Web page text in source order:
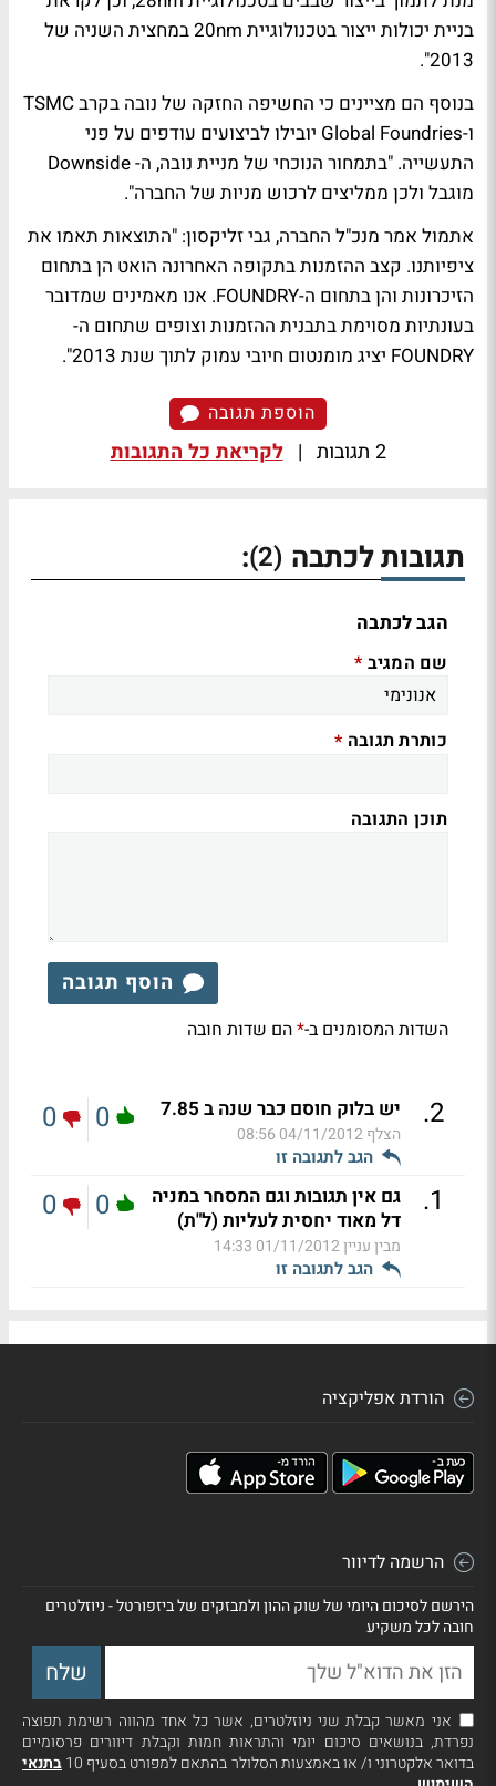
בניית יכולות ייצור בטכנולוגיית 20nm במחצית השניה של
2013".
בנוסף הם מציינים כי החשיפה החזקה של נובה בקרב TSMC
ו-Global Foundries יובילו לביצועים עודפים על פני
התעשייה. "בתמחור הנוכחי של מניית נובה, ה- Downside
מוגבל ולכן ממליצים לרכוש מניות של החברה".
אתמול אמר מנכ"ל החברה, גבי זליקסון: "התוצאות תאמו את
ציפיותנו. קצב ההזמנות בתקופה האחרונה הואט הן בתחום
הזיכרונות והן בתחום ה-FOUNDRY. אנו מאמינים שמדובר
בעונתיות מסוימת בתבנית ההזמנות וצופים שתחום ה-
FOUNDRY יציג מומנטום חיובי עמוק לתוך שנת 2013".
הוספת תגובה
2 תגובות | לקריאת כל התגובות
תגובות לכתבה (2)
:
הגב לכתבה
שם המגיב *
כותרת תגובה *
תוכן התגובה
הוסף תגובה
השדות המסומנים ב-*הם שדות חובה
2
. יש בלוק חוסם כבר שנה ב 7.85
הצלף04/11/2012 08:56
הגב לתגובה זו
0
0
1
.
גם אין תגובות וגם המסחר במניה
דל מאוד יחסית לעליות (ל"ת)
מבין עניין01/11/2012 14:33
הגב לתגובה זו
0
0
הורדת אפליקציה
הרשמה לדיוור
הירשם לסיכום היומי של שוק ההון ולמבזקים של ביזפורטל - ניוזלטרים
חובה לכל משקיע
אני מאשר קבלת שני ניוזלטרים, אשר כל אחד מהווה רשימת תפוצה
נפרדת, בנושאים סיכום יומי והתראות חמות וקבלת דיוורים פרסומיים
בדואר אלקטרוני ו/ או באמצעות הסלולר בהתאם למפורט בסעיף 10
בתנאי